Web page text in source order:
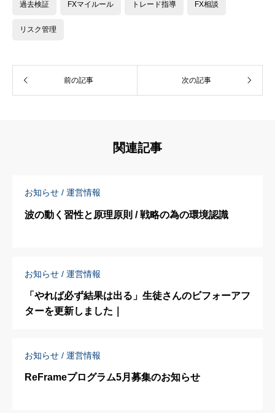
過去検証 FXマイルール トレード指導 FX相談
リスク管理
前の記事 次の記事
関連記事
お知らせ / 運営情報
波の動く習性と原理原則 / 戦略の為の環境認識
お知らせ / 運営情報
「やれば必ず結果は出る」生徒さんのビフォーアフ
ターを更新しました｜
お知らせ / 運営情報
ReFrameプログラム5月募集のお知らせ